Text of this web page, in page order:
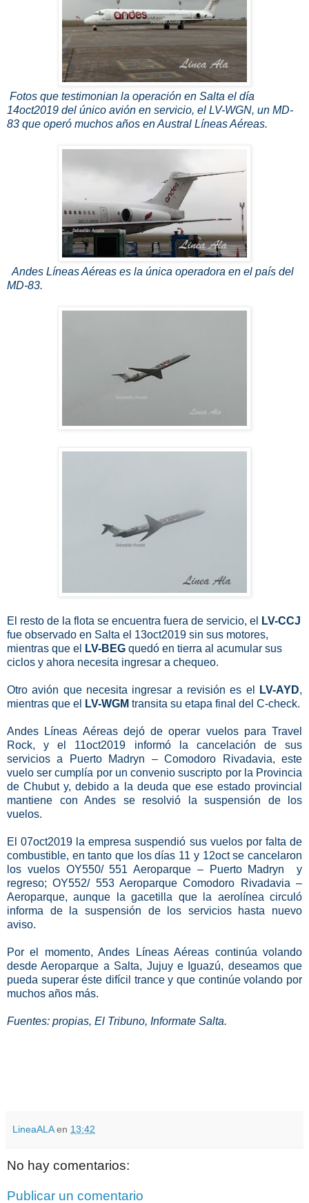
Fotos que testimonian la operación en Salta el día
14oct2019 del único avión en servicio, el LV-WGN, un MD-
83 que operó muchos años en Austral Líneas Aéreas.
Andes Líneas Aéreas es la única operadora en el país del
MD-83.
El resto de la flota se encuentra fuera de servicio, el
LV-CCJ
fue observado en Salta el 13oct2019 sin sus motores,
mientras que el
LV-BEG quedó en tierra al acumular sus
ciclos y ahora necesita ingresar a chequeo.
Otro avión que necesita ingresar a revisión es el LV-AYD,
mientras que el
LV-WGM transita su etapa final del C-check.
Andes Líneas Aéreas dejó de operar vuelos para Travel
Rock, y el 11oct2019 informó la cancelación de sus
servicios a Puerto Madryn – Comodoro Rivadavia, este
vuelo ser cumplía por un convenio suscripto por la Provincia
de Chubut y, debido a la deuda que ese estado provincial
mantiene con Andes se resolvió la suspensión de los
vuelos.
El 07oct2019 la empresa suspendió sus vuelos por falta de
combustible, en tanto que los días 11 y 12oct se cancelaron
los vuelos OY550/ 551 Aeroparque – Puerto Madryn
y
regreso; OY552/ 553 Aeroparque Comodoro Rivadavia –
Aeroparque, aunque la gacetilla que la aerolínea circuló
informa de la suspensión de los servicios hasta nuevo
aviso.
Por el momento, Andes Líneas Aéreas continúa volando
desde Aeroparque a Salta, Jujuy e Iguazú, deseamos que
pueda superar éste difícil trance y que continúe volando por
muchos años más.
Fuentes: propias, El Tribuno, Informate Salta.
LineaALA en 13:42
No hay comentarios:
Publicar un comentario